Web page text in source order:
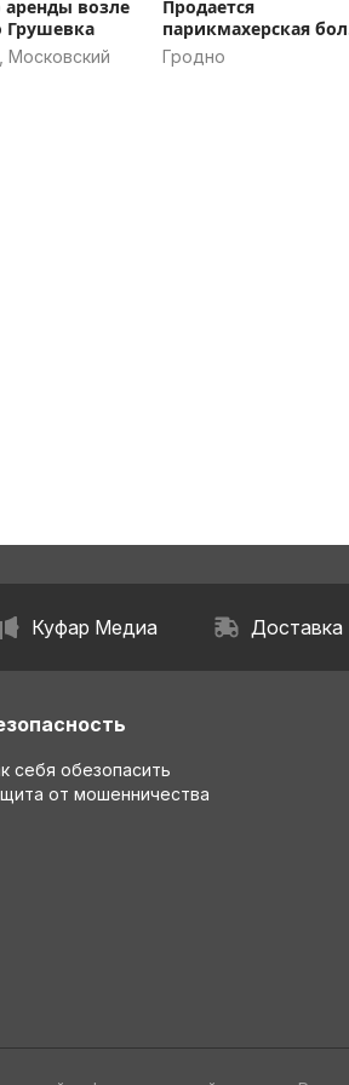
аренды возле
Грушевка
Московский
Продается
парикмахерская
100 метров в Гродно
Гродно
Куфар Медиа Доставка
себя обезопасить
от мошенничества